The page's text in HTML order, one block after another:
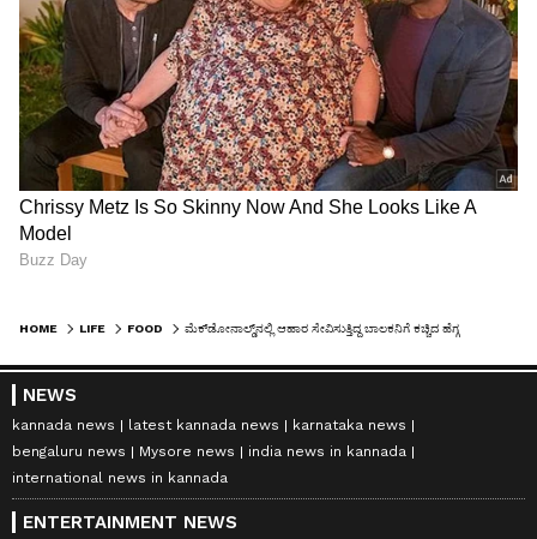
HOME LIFE FOOD
NEWS
kannada news latest kannada news
karnataka news
bengaluru news
Mysore news
india news in kannada
international news in kannada
ENTERTAINMENT NEWS